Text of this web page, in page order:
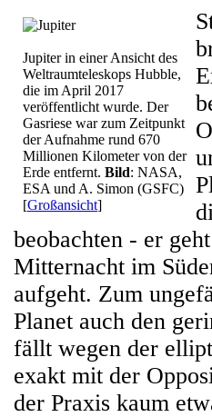
Jupiter in einer Ansicht des
Weltraumteleskops Hubble,
die im April 2017
veröffentlicht wurde. Der
Gasriese war zum Zeitpunkt
der Aufnahme rund 670
Millionen Kilometer von der
Erde entfernt. Bild: NASA,
ESA und A. Simon (GSFC)
[Großansicht]
beobachten - er
Mitternacht im
aufgeht. Zum
Planet auch den
fällt wegen der
exakt mit der
der Praxis kaum